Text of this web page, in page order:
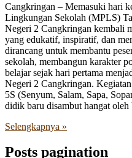
Cangkringan – Memasuki hari
Lingkungan Sekolah (MPLS)
Negeri 2 Cangkringan kembali
yang edukatif, inspiratif, dan
dirancang untuk membantu
sekolah, membangun karakter
belajar sejak hari pertama
Negeri 2 Cangkringan.
5S (Senyum, Salam, Sapa,
didik baru disambut hangat
Selengkapnya »
Posts pagination